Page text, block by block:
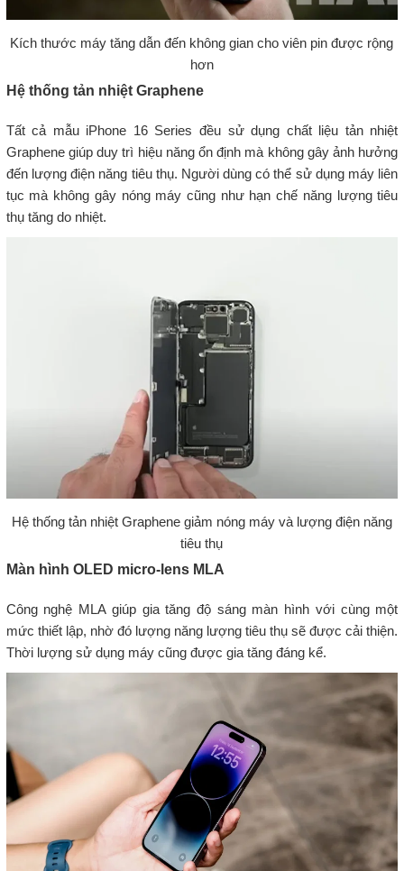
Kích thước máy tăng dẫn đến không gian cho viên pin được rộng
hơn
Hệ thống tản nhiệt Graphene
Tất cả mẫu iPhone 16 Series đều sử dụng chất liệu tản nhiệt
Graphene giúp duy trì hiệu năng ổn định mà không gây ảnh hưởng
đến lượng điện năng tiêu thụ. Người dùng có thể sử dụng máy liên
tục mà không gây nóng máy cũng như hạn chế năng lượng tiêu
thụ tăng do nhiệt.
Hệ thống tản nhiệt Graphene giảm nóng máy và lượng điện năng
tiêu thụ
Màn hình OLED micro-lens MLA
Công nghệ MLA giúp gia tăng độ sáng màn hình với cùng một
mức thiết lập, nhờ đó lượng năng lượng tiêu thụ sẽ được cải thiện.
Thời lượng sử dụng máy cũng được gia tăng đáng kể.